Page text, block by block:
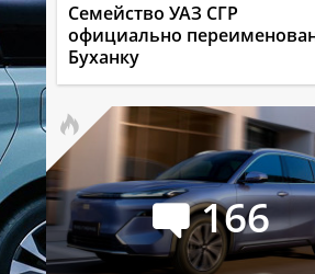
Семейство УАЗ СГР
официально
Буханку
166